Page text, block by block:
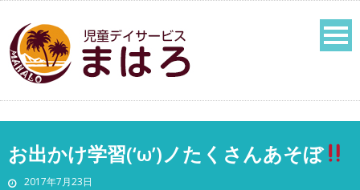
お出かけ学習(‘ω’)ノたくさんあそぼ
2017年7月23日